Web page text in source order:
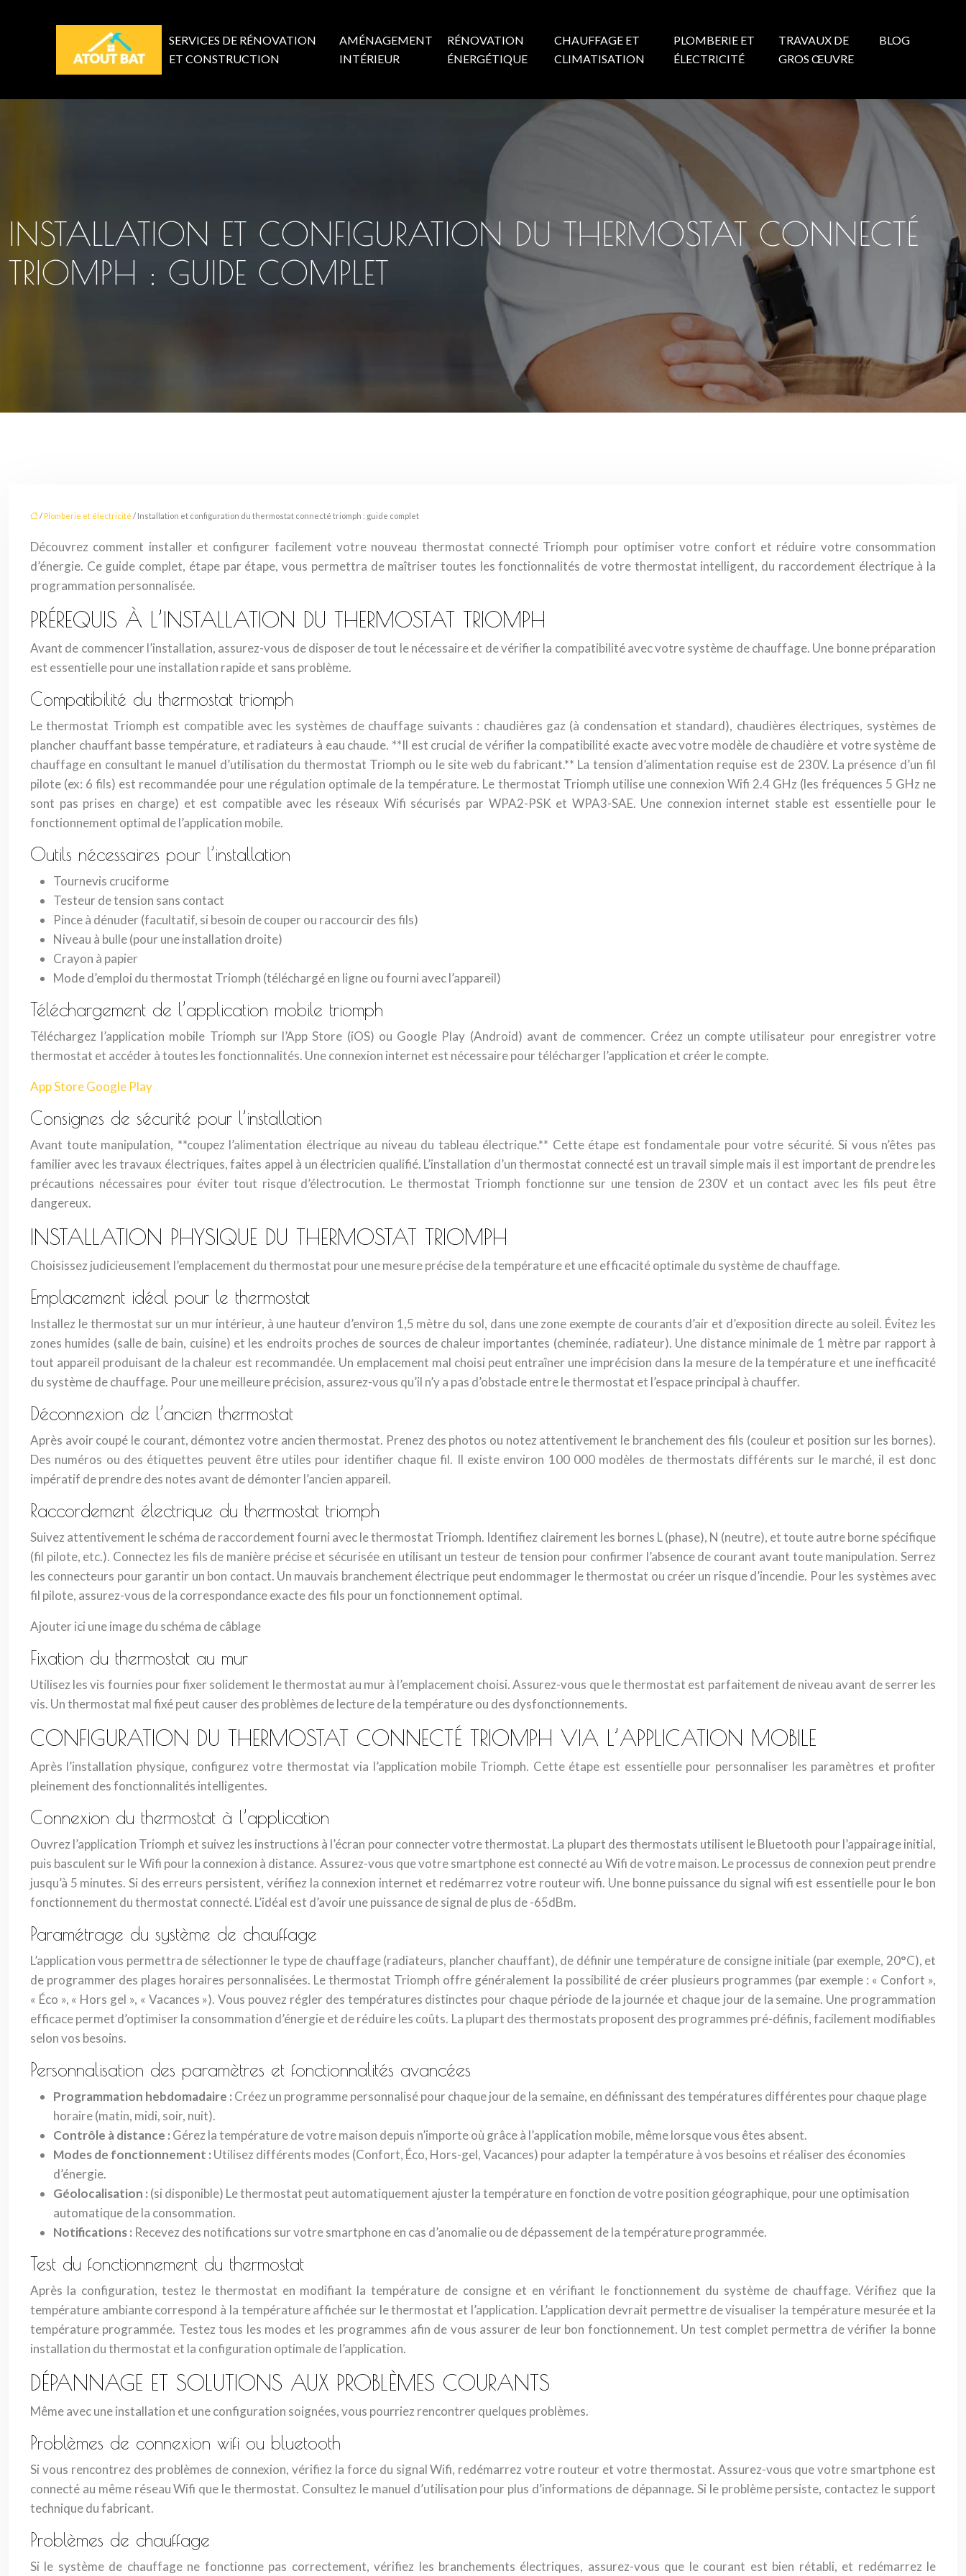
SERVICES DE RÉNOVATION
ET CONSTRUCTION
AMÉNAGEMENT
INTÉRIEUR
RÉNOVATION
ÉNERGÉTIQUE
CHAUFFAGE ET
CLIMATISATION
PLOMBERIE ET
ÉLECTRICITÉ
TRAVAUX DE
GROS ŒUVRE
BLOG
INSTALLATION ET CONFIGURATION DU THERMOSTAT CONNECTÉ
TRIOMPH : GUIDE COMPLET
/ Plomberie et électricité / Installation et configuration du thermostat connecté triomph : guide complet
Découvrez comment installer et configurer facilement votre nouveau thermostat connecté Triomph pour optimiser votre confort et réduire votre consommation
d’énergie. Ce guide complet, étape par étape, vous permettra de maîtriser toutes les fonctionnalités de votre thermostat intelligent, du raccordement électrique à la
programmation personnalisée.
PRÉREQUIS À L’INSTALLATION DU THERMOSTAT TRIOMPH
Avant de commencer l’installation, assurez-vous de disposer de tout le nécessaire et de vérifier la compatibilité avec votre système de chauffage. Une bonne préparation
est essentielle pour une installation rapide et sans problème.
Compatibilité du thermostat triomph
Le thermostat Triomph est compatible avec les systèmes de chauffage suivants : chaudières gaz (à condensation et standard), chaudières électriques, systèmes de
plancher chauffant basse température, et radiateurs à eau chaude. **Il est crucial de vérifier la compatibilité exacte avec votre modèle de chaudière et votre système de
chauffage en consultant le manuel d’utilisation du thermostat Triomph ou le site web du fabricant.** La tension d’alimentation requise est de 230V. La présence d’un fil
pilote (ex: 6 fils) est recommandée pour une régulation optimale de la température. Le thermostat Triomph utilise une connexion Wifi 2.4 GHz (les fréquences 5 GHz ne
sont pas prises en charge) et est compatible avec les réseaux Wifi sécurisés par WPA2-PSK et WPA3-SAE. Une connexion internet stable est essentielle pour le
fonctionnement optimal de l’application mobile.
Outils nécessaires pour l’installation
Tournevis cruciforme
Testeur de tension sans contact
Pince à dénuder (facultatif, si besoin de couper ou raccourcir des fils)
Niveau à bulle (pour une installation droite)
Crayon à papier
Mode d’emploi du thermostat Triomph (téléchargé en ligne ou fourni avec l’appareil)
Téléchargement de l’application mobile triomph
Téléchargez l’application mobile Triomph sur l’App Store (iOS) ou Google Play (Android) avant de commencer. Créez un compte utilisateur pour enregistrer votre
thermostat et accéder à toutes les fonctionnalités. Une connexion internet est nécessaire pour télécharger l’application et créer le compte.
App StoreGoogle Play
Consignes de sécurité pour l’installation
Avant toute manipulation, **coupez l’alimentation électrique au niveau du tableau électrique.** Cette étape est fondamentale pour votre sécurité. Si vous n’êtes pas
familier avec les travaux électriques, faites appel à un électricien qualifié. L’installation d’un thermostat connecté est un travail simple mais il est important de prendre les
précautions nécessaires pour éviter tout risque d’électrocution. Le thermostat Triomph fonctionne sur une tension de 230V et un contact avec les fils peut être
dangereux.
INSTALLATION PHYSIQUE DU THERMOSTAT TRIOMPH
Choisissez judicieusement l’emplacement du thermostat pour une mesure précise de la température et une efficacité optimale du système de chauffage.
Emplacement idéal pour le thermostat
Installez le thermostat sur un mur intérieur, à une hauteur d’environ 1,5 mètre du sol, dans une zone exempte de courants d’air et d’exposition directe au soleil. Évitez les
zones humides (salle de bain, cuisine) et les endroits proches de sources de chaleur importantes (cheminée, radiateur). Une distance minimale de 1 mètre par rapport à
tout appareil produisant de la chaleur est recommandée. Un emplacement mal choisi peut entraîner une imprécision dans la mesure de la température et une inefficacité
du système de chauffage. Pour une meilleure précision, assurez-vous qu’il n’y a pas d’obstacle entre le thermostat et l’espace principal à chauffer.
Déconnexion de l’ancien thermostat
Après avoir coupé le courant, démontez votre ancien thermostat. Prenez des photos ou notez attentivement le branchement des fils (couleur et position sur les bornes).
Des numéros ou des étiquettes peuvent être utiles pour identifier chaque fil. Il existe environ 100 000 modèles de thermostats différents sur le marché, il est donc
impératif de prendre des notes avant de démonter l’ancien appareil.
Raccordement électrique du thermostat triomph
Suivez attentivement le schéma de raccordement fourni avec le thermostat Triomph. Identifiez clairement les bornes L (phase), N (neutre), et toute autre borne spécifique
(fil pilote, etc.). Connectez les fils de manière précise et sécurisée en utilisant un testeur de tension pour confirmer l’absence de courant avant toute manipulation. Serrez
les connecteurs pour garantir un bon contact. Un mauvais branchement électrique peut endommager le thermostat ou créer un risque d’incendie. Pour les systèmes avec
fil pilote, assurez-vous de la correspondance exacte des fils pour un fonctionnement optimal.
Ajouter ici une image du schéma de câblage
Fixation du thermostat au mur
Utilisez les vis fournies pour fixer solidement le thermostat au mur à l’emplacement choisi. Assurez-vous que le thermostat est parfaitement de niveau avant de serrer les
vis. Un thermostat mal fixé peut causer des problèmes de lecture de la température ou des dysfonctionnements.
CONFIGURATION DU THERMOSTAT CONNECTÉ TRIOMPH VIA L’APPLICATION MOBILE
Après l’installation physique, configurez votre thermostat via l’application mobile Triomph. Cette étape est essentielle pour personnaliser les paramètres et profiter
pleinement des fonctionnalités intelligentes.
Connexion du thermostat à l’application
Ouvrez l’application Triomph et suivez les instructions à l’écran pour connecter votre thermostat. La plupart des thermostats utilisent le Bluetooth pour l’appairage initial,
puis basculent sur le Wifi pour la connexion à distance. Assurez-vous que votre smartphone est connecté au Wifi de votre maison. Le processus de connexion peut prendre
jusqu’à 5 minutes. Si des erreurs persistent, vérifiez la connexion internet et redémarrez votre routeur wifi. Une bonne puissance du signal wifi est essentielle pour le bon
fonctionnement du thermostat connecté. L’idéal est d’avoir une puissance de signal de plus de -65dBm.
Paramétrage du système de chauffage
L’application vous permettra de sélectionner le type de chauffage (radiateurs, plancher chauffant), de définir une température de consigne initiale (par exemple, 20°C), et
de programmer des plages horaires personnalisées. Le thermostat Triomph offre généralement la possibilité de créer plusieurs programmes (par exemple : « Confort »,
« Éco », « Hors gel », « Vacances »). Vous pouvez régler des températures distinctes pour chaque période de la journée et chaque jour de la semaine. Une programmation
efficace permet d’optimiser la consommation d’énergie et de réduire les coûts. La plupart des thermostats proposent des programmes pré-définis, facilement modifiables
selon vos besoins.
Personnalisation des paramètres et fonctionnalités avancées
Programmation hebdomadaire : Créez un programme personnalisé pour chaque jour de la semaine, en définissant des températures différentes pour chaque plage
horaire (matin, midi, soir, nuit).
Contrôle à distance : Gérez la température de votre maison depuis n’importe où grâce à l’application mobile, même lorsque vous êtes absent.
Modes de fonctionnement : Utilisez différents modes (Confort, Éco, Hors-gel, Vacances) pour adapter la température à vos besoins et réaliser des économies
d’énergie.
Géolocalisation : (si disponible) Le thermostat peut automatiquement ajuster la température en fonction de votre position géographique, pour une optimisation
automatique de la consommation.
Notifications : Recevez des notifications sur votre smartphone en cas d’anomalie ou de dépassement de la température programmée.
Test du fonctionnement du thermostat
Après la configuration, testez le thermostat en modifiant la température de consigne et en vérifiant le fonctionnement du système de chauffage. Vérifiez que la
température ambiante correspond à la température affichée sur le thermostat et l’application. L’application devrait permettre de visualiser la température mesurée et la
température programmée. Testez tous les modes et les programmes afin de vous assurer de leur bon fonctionnement. Un test complet permettra de vérifier la bonne
installation du thermostat et la configuration optimale de l’application.
DÉPANNAGE ET SOLUTIONS AUX PROBLÈMES COURANTS
Même avec une installation et une configuration soignées, vous pourriez rencontrer quelques problèmes.
Problèmes de connexion wifi ou bluetooth
Si vous rencontrez des problèmes de connexion, vérifiez la force du signal Wifi, redémarrez votre routeur et votre thermostat. Assurez-vous que votre smartphone est
connecté au même réseau Wifi que le thermostat. Consultez le manuel d’utilisation pour plus d’informations de dépannage. Si le problème persiste, contactez le support
technique du fabricant.
Problèmes de chauffage
Si le système de chauffage ne fonctionne pas correctement, vérifiez les branchements électriques, assurez-vous que le courant est bien rétabli, et redémarrez le